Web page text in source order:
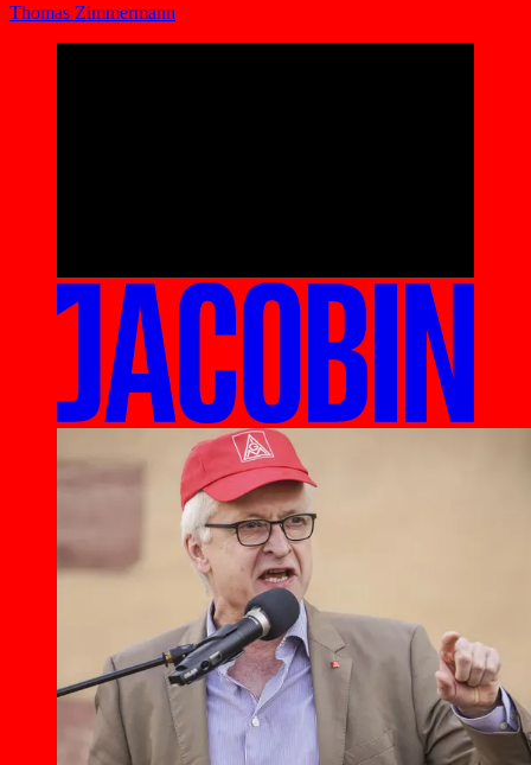
Thomas Zimmermann